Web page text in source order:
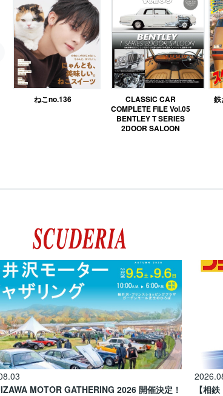
ねこno.136
CLASSIC CAR
COMPLETE FILE Vol.05
BENTLEY T SERIES
2DOOR SALOON
MOTOR GATHERING 2026 開催決定！
【相